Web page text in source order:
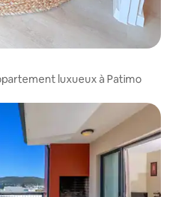
luxueux à Patimo